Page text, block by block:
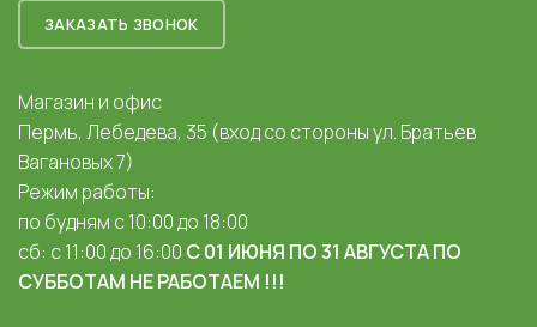
ЗАКАЗАТЬ ЗВОНОК
Магазин и офис
Пермь, Лебедева, 35 (вход со стороны ул. Братьев
Вагановых 7)
Режим работы:
по будням с 10:00 до 18:00
сб: с 11:00 до 16:00 С 01 ИЮНЯ ПО 31 АВГУСТА ПО
СУББОТАМ НЕ РАБОТАЕМ !!!